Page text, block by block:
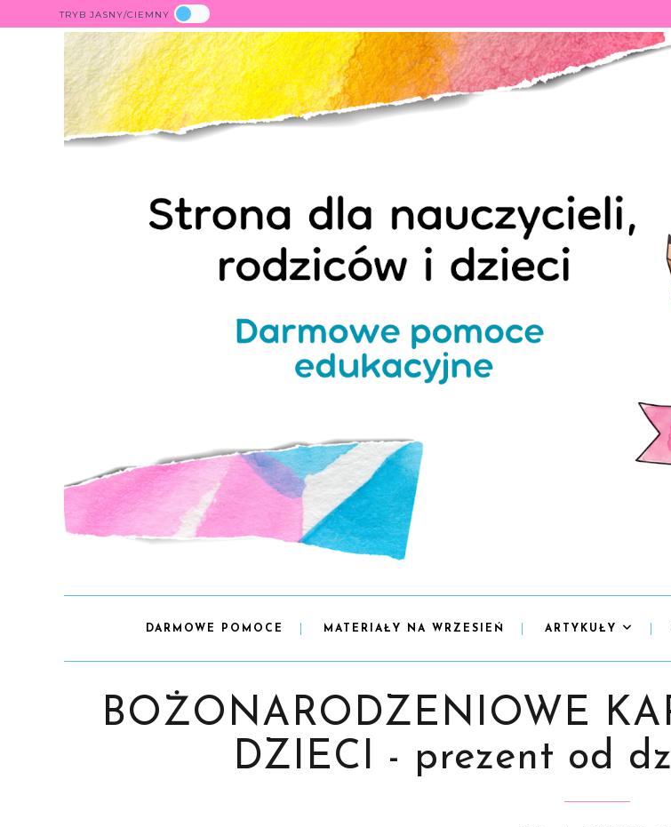
TRYB JASNY/CIEMNY
DARMOWE POMOCE MATERIAŁY NA WRZESIEŃ ARTYKUŁY
BOŻONARODZENIOWE
DZIECI - prezent od